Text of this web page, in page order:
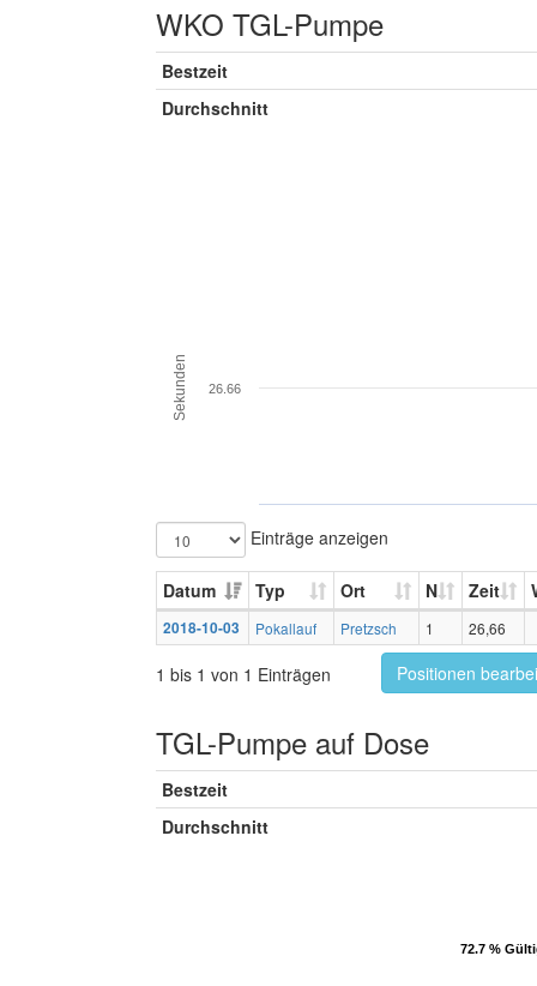
WKO TGL-Pumpe
Bestzeit
Durchschnitt
Sekunden 26.66
Einträge anzeigen
Datum Typ Ort N Zeit
2018-10-03 Pokallauf Pretzsch 1 26,66
1 bis 1 von 1 Einträgen Positionen
TGL-Pumpe auf Dose
Bestzeit
Durchschnitt
72.7 %
72.7 %